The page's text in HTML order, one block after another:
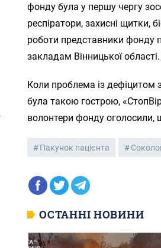
фонду була у першу чергу
респіратори, захисні щитки,
роботи представники фонду
закладам Вінницької області.
Коли проблема із дефіцитом
була такою гострою,
волонтери фонду оголосили,
Пакунок пацієнта
ОСТАННІ НОВИНИ